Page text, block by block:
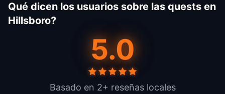
Qué dicen los usuarios sobre las quests en
Hillsboro?
5.0
Basado en 2+ reseñas locales